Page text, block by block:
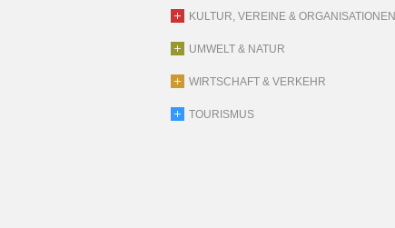
KULTUR, VEREINE & ORGANISATIONEN
UMWELT & NATUR
WIRTSCHAFT & VERKEHR
TOURISMUS